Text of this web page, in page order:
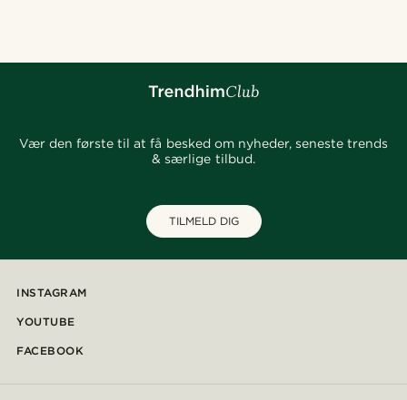
Vær den første til at få besked om nyheder, seneste trends
& særlige tilbud.
TILMELD DIG
INSTAGRAM
YOUTUBE
FACEBOOK